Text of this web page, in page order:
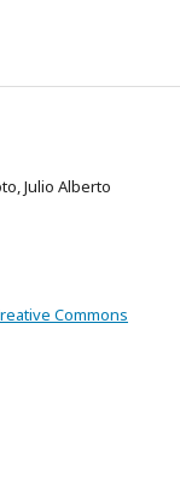
Julio Alberto
Commons